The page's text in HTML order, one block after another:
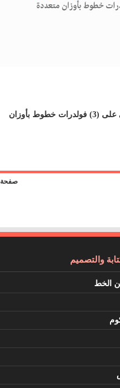
حزمة خطوط حماة للعناوين .. خطوط مميزة للمصمم العربي ، وتحتوي على (3) فولدرات خطوط بأوزان
صفحة 1 من 2
والتصميم
الخط